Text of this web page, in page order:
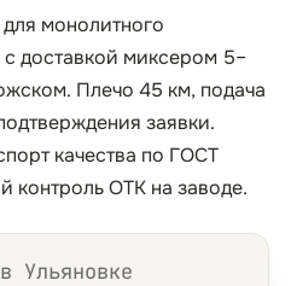
монолитного
доставкой миксером 5–
Плечо 45 км, подача
заявки.
качества по ГОСТ
контроль ОТК на заводе.
Ульяновке